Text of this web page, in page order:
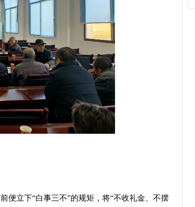
便立下“白事三不”的规矩，将“不收礼金
不摆